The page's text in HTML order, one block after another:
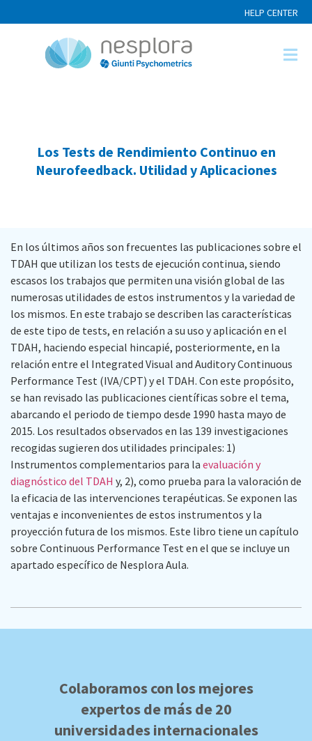
HELP CENTER
Los Tests de Rendimiento Continuo en
Neurofeedback. Utilidad y Aplicaciones
En los últimos años son frecuentes las publicaciones sobre el
TDAH que utilizan los tests de ejecución continua, siendo
escasos los trabajos que permiten una visión global de las
numerosas utilidades de estos instrumentos y la variedad de
los mismos. En este trabajo se describen las características
de este tipo de tests, en relación a su uso y aplicación en el
TDAH, haciendo especial hincapié, posteriormente, en la
relación entre el Integrated Visual and Auditory Continuous
Performance Test (IVA/CPT) y el TDAH. Con este propósito,
se han revisado las publicaciones científicas sobre el tema,
abarcando el periodo de tiempo desde 1990 hasta mayo de
2015. Los resultados observados en las 139 investigaciones
recogidas sugieren dos utilidades principales: 1)
Instrumentos complementarios para la evaluación y
diagnóstico del TDAH y, 2), como prueba para la valoración de
la eficacia de las intervenciones terapéuticas. Se exponen las
ventajas e inconvenientes de estos instrumentos y la
proyección futura de los mismos. Este libro tiene un capítulo
sobre Continuous Performance Test en el que se incluye un
apartado específico de Nesplora Aula.
Colaboramos con los mejores
expertos de más de 20
universidades internacionales